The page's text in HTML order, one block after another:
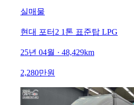
실매물
현대 포터2 1톤 표준탑 LPG
25년 04월 · 48,429km
2,280만원